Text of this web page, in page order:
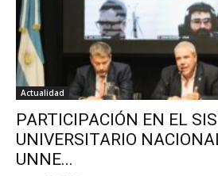
Actualidad
PARTICIPACIÓN EN EL
UNIVERSITARIO
UNNE...